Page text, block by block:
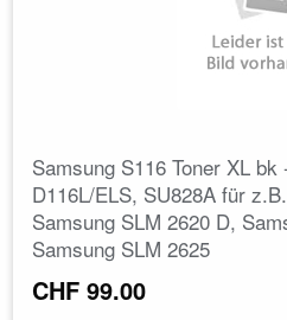
Samsung S116 Toner XL bk
D116L/ELS, SU828A für
Samsung SLM 2620 D,
Samsung SLM 2625
CHF 99.00